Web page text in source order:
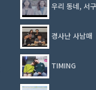
우리 동네, 서구
경사난 사남매
TIMING